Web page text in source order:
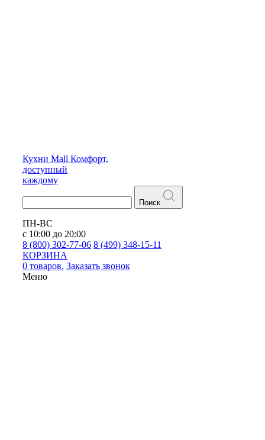
Кухни Mall Комфорт,
доступный
каждому
Поиск
ПН-ВС
с 10:00 до 20:00
8 (800) 302-77-06 8 (499) 348-15-11
КОРЗИНА
0 товаров. Заказать звонок
Меню